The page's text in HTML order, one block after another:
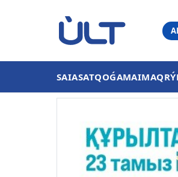
SAIASATQOǴAMAIMAQ